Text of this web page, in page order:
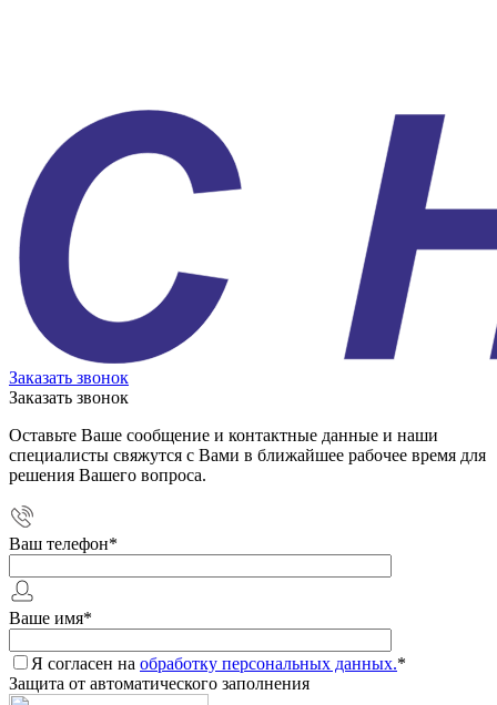
Заказать звонок
Заказать звонок
Оставьте Ваше сообщение и контактные данные и наши
специалисты свяжутся с Вами в ближайшее рабочее время для
решения Вашего вопроса.
Ваш телефон*
Ваше имя*
Я согласен на обработку персональных данных.*
Защита от автоматического заполнения